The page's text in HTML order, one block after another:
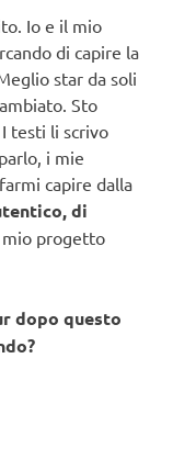
Io e il mio
di capire la
star da soli
Sto
testi li scrivo
i mie
capire dalla
di
mio progetto
dopo questo